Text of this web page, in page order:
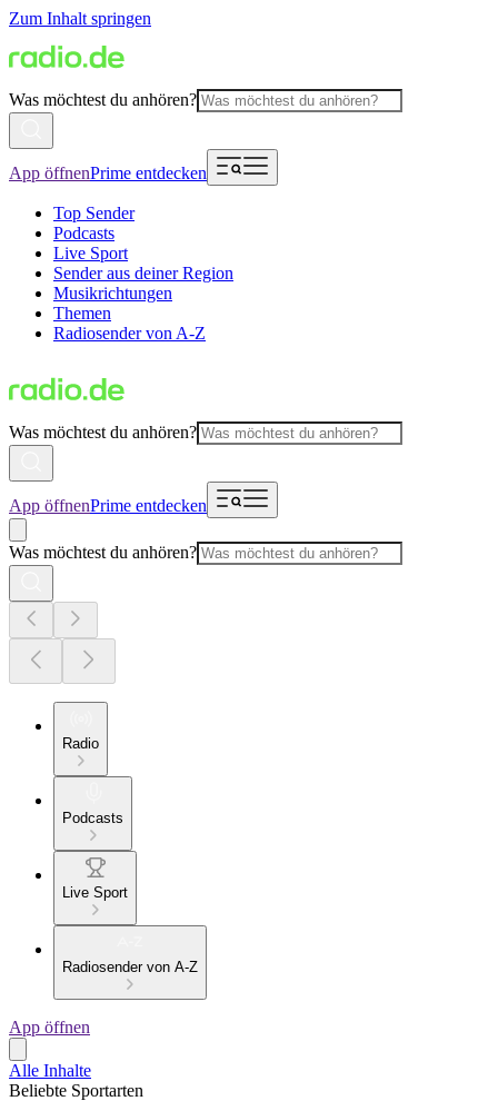
Zum Inhalt springen
Was möchtest du anhören?
App öffnenPrime entdecken
Top Sender
Podcasts
Live Sport
Sender aus deiner Region
Musikrichtungen
Themen
Radiosender von A-Z
Was möchtest du anhören?
App öffnenPrime entdecken
Was möchtest du anhören?
Radio
Podcasts
Live Sport
Radiosender von A-Z
App öffnen
Alle Inhalte
Beliebte Sportarten